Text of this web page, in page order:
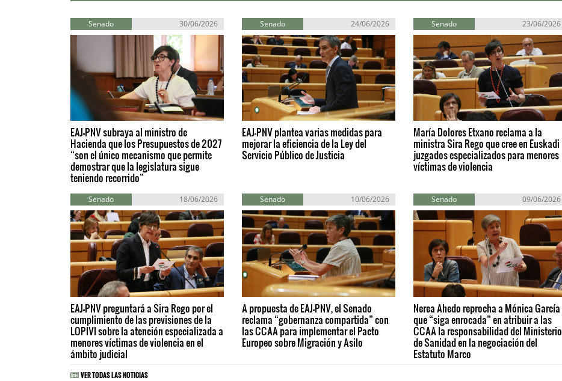
Senado 30/06/2026
EAJ-PNV subraya al ministro de
Hacienda que los Presupuestos de 2027
“son el único mecanismo que permite
demostrar que la legislatura sigue
teniendo recorrido”
Senado 24/06/2026
EAJ-PNV plantea varias medidas para
mejorar la eficiencia de la Ley del
Servicio Público de Justicia
Senado 23/06/2026
María Dolores Etxano reclama a la
ministra Sira Rego que cree en Euskadi
juzgados especializados para menores
víctimas de violencia
Senado 18/06/2026
EAJ-PNV preguntará a Sira Rego por el
cumplimiento de las previsiones de la
LOPIVI sobre la atención especializada a
menores víctimas de violencia en el
ámbito judicial
Senado 10/06/2026
A propuesta de EAJ-PNV, el Senado
reclama “gobernanza compartida” con
las CCAA para implementar el Pacto
Europeo sobre Migración y Asilo
Senado 09/06/2026
Nerea Ahedo reprocha a Mónica García
que “siga enrocada” en atribuir a las
CCAA la responsabilidad del Ministerio
de Sanidad en la negociación del
Estatuto Marco
VER TODAS LAS NOTICIAS